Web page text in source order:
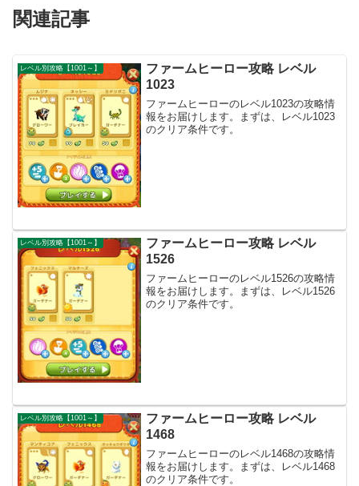
関連記事
レベル別攻略【1001～】
ファームヒーロー攻略 レベル
1023
ファームヒーローのレベル1023の攻略情
報をお届けします。まずは、レベル1023
のクリア条件です。
レベル別攻略【1001～】
ファームヒーロー攻略 レベル
1526
ファームヒーローのレベル1526の攻略情
報をお届けします。まずは、レベル1526
のクリア条件です。
レベル別攻略【1001～】
ファームヒーロー攻略 レベル
1468
ファームヒーローのレベル1468の攻略情
報をお届けします。まずは、レベル1468
のクリア条件です。